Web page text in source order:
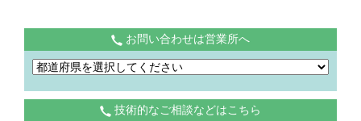
お問い合わせは営業所へ
技術的なご相談などはこちら